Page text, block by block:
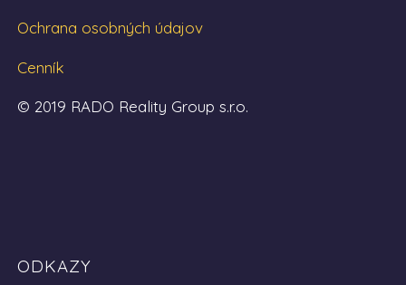
Ochrana osobných údajov
Cenník
© 2019 RADO Reality Group s.r.o.
ODKAZY